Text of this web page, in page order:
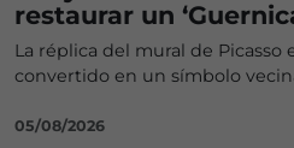
restaurar un
La réplica del mural de Picasso
convertido en un símbolo
05/08/2026